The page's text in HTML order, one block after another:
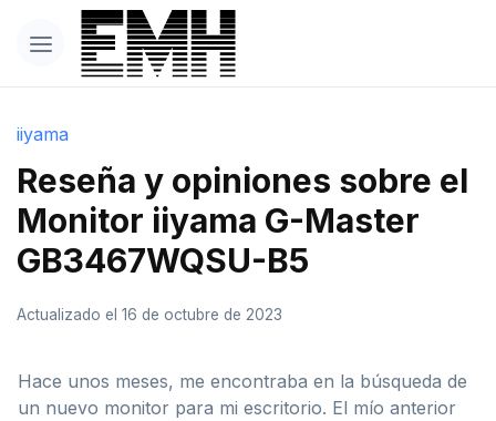
iiyama
Reseña y opiniones sobre el
Monitor iiyama G-Master
GB3467WQSU-B5
Actualizado el 16 de octubre de 2023
Hace unos meses, me encontraba en la búsqueda de
un nuevo monitor para mi escritorio. El mío anterior